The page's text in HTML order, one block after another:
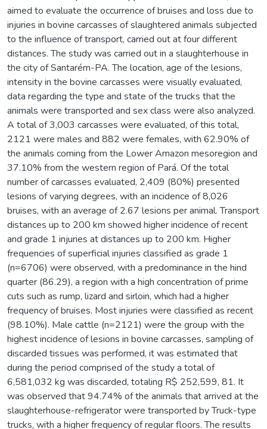
aimed to evaluate the occurrence of bruises and loss due to
injuries in bovine carcasses of slaughtered animals subjected
to the influence of transport, carried out at four different
distances. The study was carried out in a slaughterhouse in
the city of Santarém-PA. The location, age of the lesions,
intensity in the bovine carcasses were visually evaluated,
data regarding the type and state of the trucks that the
animals were transported and sex class were also analyzed.
A total of 3,003 carcasses were evaluated, of this total,
2121 were males and 882 were females, with 62.90% of
the animals coming from the Lower Amazon mesoregion and
37.10% from the western region of Pará. Of the total
number of carcasses evaluated, 2,409 (80%) presented
lesions of varying degrees, with an incidence of 8,026
bruises, with an average of 2.67 lesions per animal. Transport
distances up to 200 km showed higher incidence of recent
and grade 1 injuries at distances up to 200 km. Higher
frequencies of superficial injuries classified as grade 1
(n=6706) were observed, with a predominance in the hind
quarter (86.29), a region with a high concentration of prime
cuts such as rump, lizard and sirloin, which had a higher
frequency of bruises. Most injuries were classified as recent
(98.10%). Male cattle (n=2121) were the group with the
highest incidence of lesions in bovine carcasses, sampling of
discarded tissues was performed, it was estimated that
during the period comprised of the study a total of
6,581,032 kg was discarded, totaling R$ 252,599, 81. It
was observed that 94.74% of the animals that arrived at the
slaughterhouse-refrigerator were transported by Truck-type
trucks, with a higher frequency of regular floors. The results